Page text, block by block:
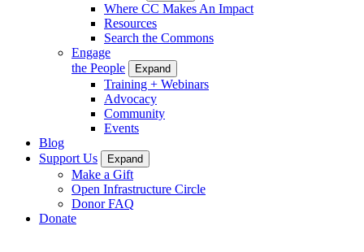
Where CC Makes An Impact
Resources
Search the Commons
Engage
the People
Expand
Training + Webinars
Advocacy
Community
Events
Blog
Support Us
Expand
Make a Gift
Open Infrastructure Circle
Donor FAQ
Donate